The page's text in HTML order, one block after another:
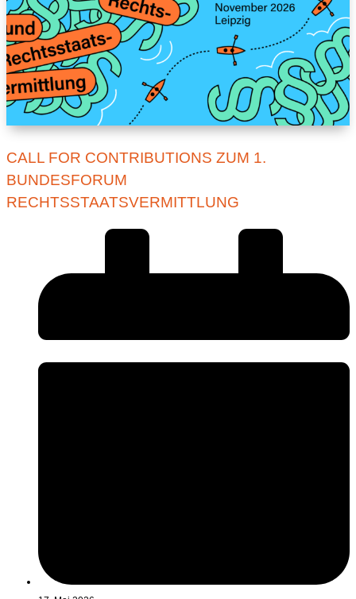
CALL FOR CONTRIBUTIONS ZUM 1.
BUNDESFORUM
RECHTSSTAATSVERMITTLUNG